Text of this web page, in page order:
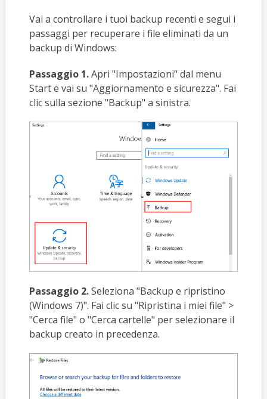
Vai a controllare i tuoi backup recenti e segui i
passaggi per recuperare i file eliminati da un
backup di Windows:
Passaggio 1.Apri "Impostazioni" dal menu
Start e vai su "Aggiornamento e sicurezza". Fai
clic sulla sezione "Backup" a sinistra.
Passaggio 2.Seleziona "Backup e ripristino
(Windows 7)". Fai clic su "Ripristina i miei file" >
"Cerca file" o "Cerca cartelle" per selezionare il
backup creato in precedenza.